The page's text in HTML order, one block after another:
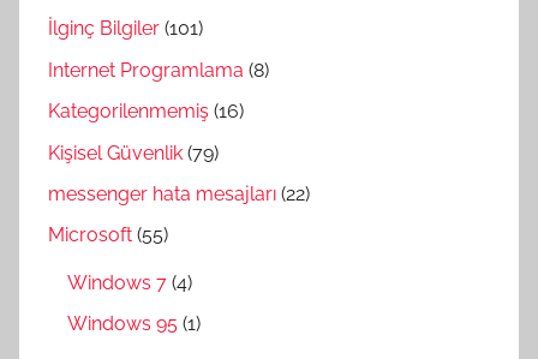
İlginç Bilgiler (101)
Internet Programlama (8)
Kategorilenmemiş (16)
Kişisel Güvenlik (79)
messenger hata mesajları (22)
Microsoft (55)
Windows 7 (4)
Windows 95 (1)